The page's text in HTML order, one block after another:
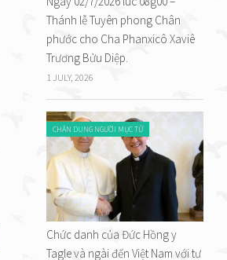
Thánh lễ Tuyên phong Chân
phước cho Cha Phanxicô Xaviê
Trương Bửu Diệp.
1 JULY, 2026
CHÂN DUNG NGƯỜI MỤC TỬ
Chức danh của Đức Hồng y
Tagle và ngài đến Việt Nam với tư